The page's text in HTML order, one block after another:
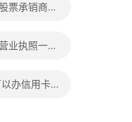
票承销商职
业执照一般
办信用卡